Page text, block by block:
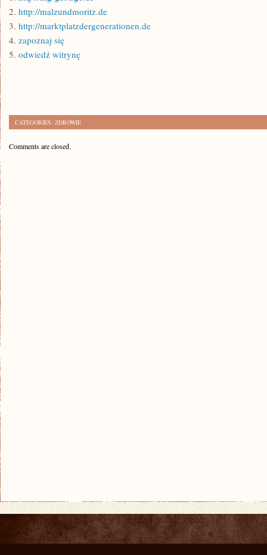
2. http://malzundmoritz.de
3. http://marktplatzdergenerationen.de
4. zapoznaj się
5. odwiedź witrynę
CATEGORIES: ZDROWIE
Comments are closed.